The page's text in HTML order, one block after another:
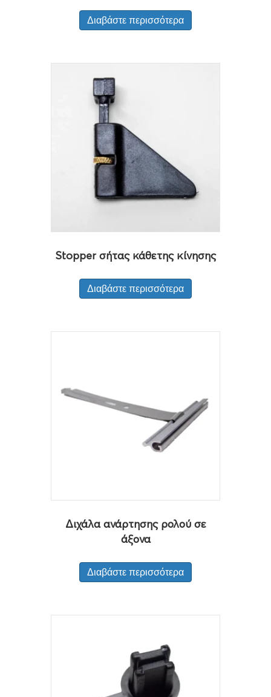
Διαβάστε περισσότερα
Stopper σήτας κάθετης κίνησης
Διαβάστε περισσότερα
Διχάλα ανάρτησης ρολού σε
άξονα
Διαβάστε περισσότερα